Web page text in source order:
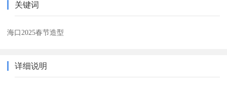
关键词
海口2025春节造型
详细说明